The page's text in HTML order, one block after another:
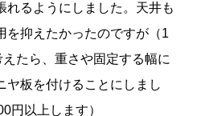
れるようにしました。天井も
を抑えたかったのですが（1
たら、重さや固定する幅に
ヤ板を付けることにしまし
円以上します）